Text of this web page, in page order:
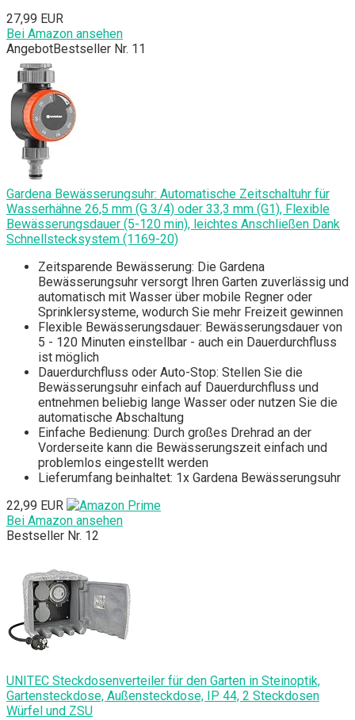
27,99 EUR
Bei Amazon ansehen
AngebotBestseller Nr. 11
Gardena Bewässerungsuhr: Automatische Zeitschaltuhr für
Wasserhähne 26,5 mm (G 3/4) oder 33,3 mm (G1), Flexible
Bewässerungsdauer (5-120 min), leichtes Anschließen Dank
Schnellstecksystem (1169-20)
Zeitsparende Bewässerung: Die Gardena
Bewässerungsuhr versorgt Ihren Garten zuverlässig und
automatisch mit Wasser über mobile Regner oder
Sprinklersysteme, wodurch Sie mehr Freizeit gewinnen
Flexible Bewässerungsdauer: Bewässerungsdauer von
5 - 120 Minuten einstellbar - auch ein Dauerdurchfluss
ist möglich
Dauerdurchfluss oder Auto-Stop: Stellen Sie die
Bewässerungsuhr einfach auf Dauerdurchfluss und
entnehmen beliebig lange Wasser oder nutzen Sie die
automatische Abschaltung
Einfache Bedienung: Durch großes Drehrad an der
Vorderseite kann die Bewässerungszeit einfach und
problemlos eingestellt werden
Lieferumfang beinhaltet: 1x Gardena Bewässerungsuhr
22,99 EUR
Bei Amazon ansehen
Bestseller Nr. 12
UNITEC Steckdosenverteiler für den Garten in Steinoptik,
Gartensteckdose, Außensteckdose, IP 44, 2 Steckdosen
Würfel und ZSU